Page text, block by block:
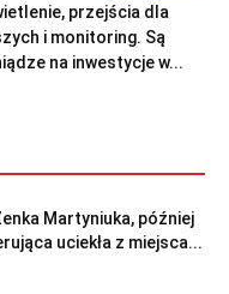
przejścia dla
i monitoring. Są
na inwestycje w...
Martyniuka, później
uciekła z miejsca...